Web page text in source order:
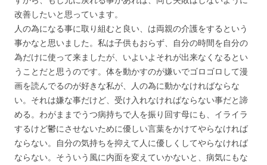
改善したいと思っています。
人の為になる事に取り組むと良い、は両親の介護をするという
事かなと思いました。私は子供もおらず、自分の時間を自分の
為だけに使って来ましたが、いよいよそれが出来なくなるとい
うことだと思うのです。体を動かすのが嫌いでゴロゴロして漫
画を読んでるのが好きな私が、人の為に動かなければならな
い。それは嫌な事だけど、受け入れなければならない事だと諦
める。わがままでうつ病持ちで人を振り回す母にも、イライラ
するけど鬱にさせないために優しい言葉をかけてやらなければ
ならない。自分の気持ちを抑えて人に優しくしてやらなければ
ならない。そういう風に内面を変えていかないと、病気にもな